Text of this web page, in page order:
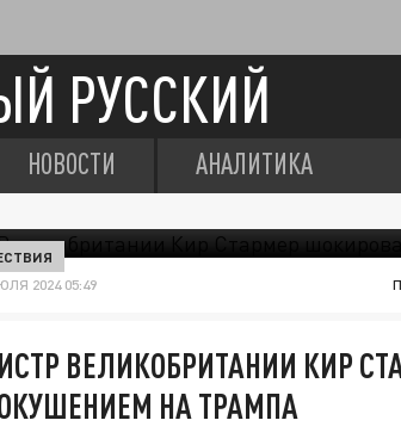
РУССКИЙ
НОВОСТИ АНАЛИТИКА
2024 05:49
ВЕЛИКОБРИТАНИИ КИР
НА ТРАМПА